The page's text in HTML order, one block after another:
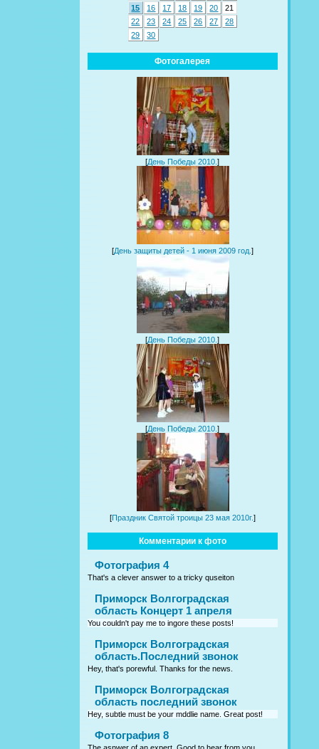
15
16 17 18 19 20
21
22
23 24 25 26 27
28
29
30
Фотогалерея
[День Победы 2010.]
[День защиты детей - 1 июня 2009 год. ]
[День Победы 2010.]
[День Победы 2010.]
[Праздник Святой троицы 23 мая 2010г.]
Комментарии к фото
Фотография 4
That's a clever answer to a tricky quseiton
Приморск Волгоградская
область Концерт 1 апреля
You couldn't pay me to ingore these posts!
Приморск Волгоградская
область.Последний звонок
Hey, that's porewful. Thanks for the news.
Приморск Волгоградская
область последний звонок
Hey, subtle must be your mddlie name. Great post!
Фотография 8